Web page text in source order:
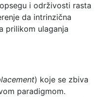
i održivosti rasta
da intrinzična
prilikom ulaganja
) koje se zbiva
paradigmom.